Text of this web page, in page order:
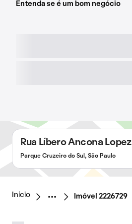
Entenda se é um bom negócio
Rua Líbero Ancona Lopez
Parque Cruzeiro do Sul, São Paulo
Início Imóvel 2226729